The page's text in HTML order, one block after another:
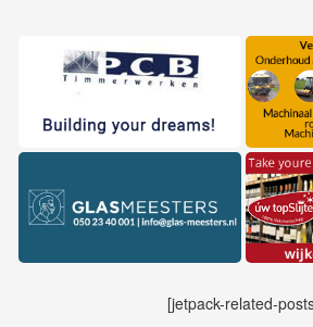
[jetpack-related-